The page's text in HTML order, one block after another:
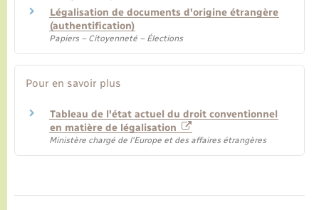
Légalisation de documents d'origine étrangère
(authentification)
Papiers – Citoyenneté – Élections
Pour en savoir plus
Tableau de l'état actuel du droit conventionnel
en matière de légalisation
Ministère chargé de l'Europe et des affaires étrangères